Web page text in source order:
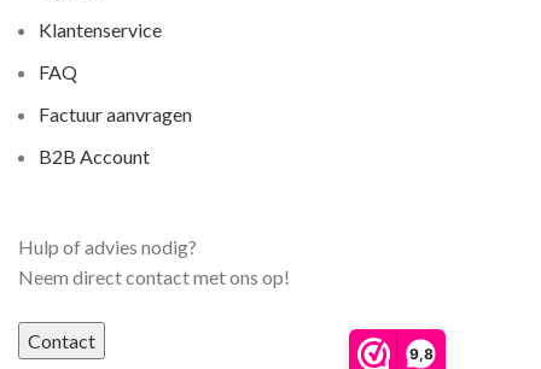
9,8
Klantenservice
FAQ
Factuur aanvragen
B2B Account
Hulp of advies nodig?
Neem direct contact met ons op!
Contact